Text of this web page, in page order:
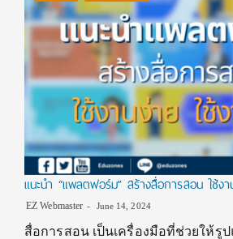
แนะนำ “แพลตฟอร์ม” สร้างสื่อการสอน ใช้ง
EZ Webmaster June 14, 2024
สื่อการสอน เป็นเครื่องมือที่ช่วยให้รูป